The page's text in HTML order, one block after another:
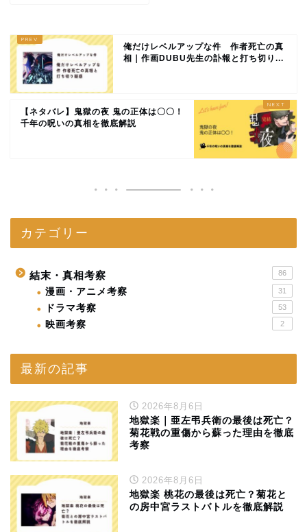
俺だけレベルアップな件 作者死亡の真
相｜作画DUBU先生の訃報と打ち切り...
【ネタバレ】鬼獄の夜 鬼の正体は〇〇！
千年の呪いの真相を徹底解説
カテゴリー
結末・真相考察 86
漫画・アニメ考察 31
ドラマ考察 53
映画考察 2
最新の記事
2026年8月6日
地獄楽｜亜左弔兵衛の最後は死亡？
菊花戦の重傷から蘇った理由を徹底
考察
2026年8月6日
地獄楽 桃花の最後は死亡？菊花と
の房中宮ラストバトルを徹底解説